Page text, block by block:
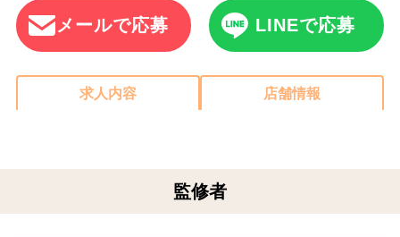
メールで応募 LINEで応募
求人内容 店舗情報
監修者